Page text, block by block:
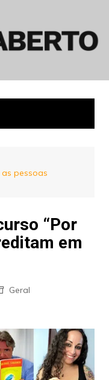
pessoas
“Por
em
Geral